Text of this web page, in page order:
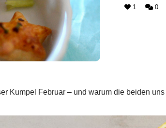
1 0
Kumpel Februar – und warum die beiden